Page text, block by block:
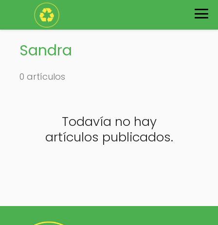
Sandra
0 artículos
Todavía no hay
artículos publicados.